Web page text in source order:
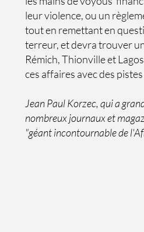
leur violence, ou un
tout en remettant en
terreur, et devra trouver
Rémich, Thionville et
ces affaires avec des
Jean Paul Korzec, qui a
nombreux journaux et
"géant incontournable de